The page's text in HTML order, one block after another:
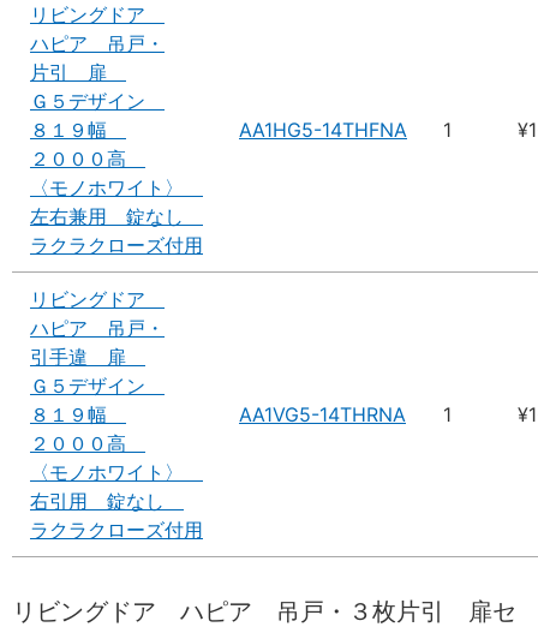
リビングドア
ハピア 吊戸・
片引 扉
Ｇ５デザイン
８１９幅
２０００高
〈モノホワイト〉
左右兼用 錠なし
ラクラクローズ付用
AA1HG5-14THFNA 1
リビングドア
ハピア 吊戸・
引手違 扉
Ｇ５デザイン
８１９幅
２０００高
〈モノホワイト〉
右引用 錠なし
ラクラクローズ付用
AA1VG5-14THRNA 1
リビングドア ハピア 吊戸・３枚片引 扉セ